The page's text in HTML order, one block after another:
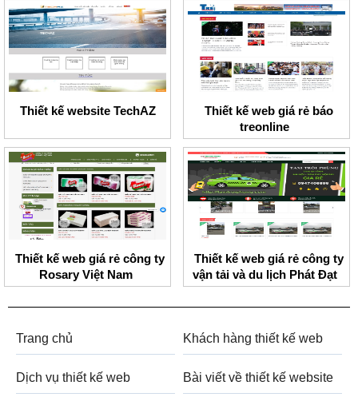
Thiết kế website TechAZ
Thiết kế web giá rẻ báo
treonline
Thiết kế web giá rẻ công ty
Rosary Việt Nam
Thiết kế web giá rẻ công ty
vận tải và du lịch Phát Đạt
Trang chủ Khách hàng thiết kế web
Dịch vụ thiết kế web Bài viết về thiết kế website